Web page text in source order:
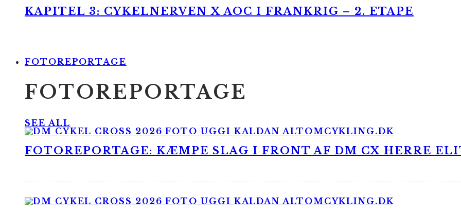
KAPITEL 3: CYKELNERVEN X AOC I FRANKRIG – 2. ETAPE
FOTOREPORTAGE
FOTOREPORTAGE
SEE ALL
FOTOREPORTAGE: KÆMPE SLAG I FRONT AF DM CX HERRE